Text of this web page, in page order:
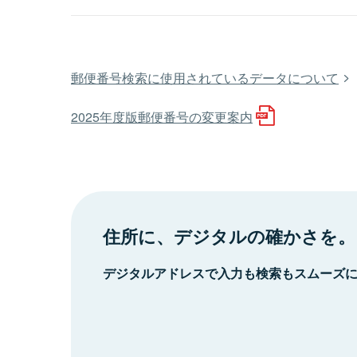
郵便番号検索に使用されているデータについて
2025年度版郵便番号の変更案内
住所に、デジタルの確かさを。
デジタルアドレスで入力も検索もスムーズ